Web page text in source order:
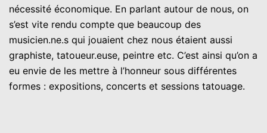
nécessité économique. En parlant autour de nous, on
s’est vite rendu compte que beaucoup des
musicien.ne.s qui jouaient chez nous étaient aussi
graphiste, tatoueur.euse, peintre etc. C’est ainsi qu’on a
eu envie de les mettre à l’honneur sous différentes
formes : expositions, concerts et sessions tatouage.